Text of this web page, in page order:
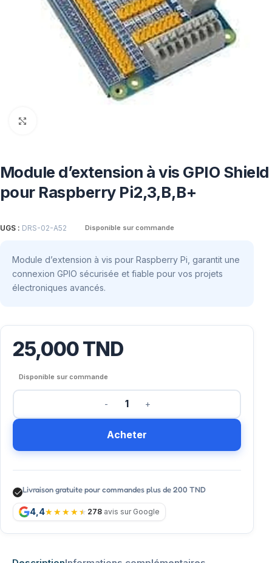
Module d’extension à vis GPIO Shield
pour Raspberry Pi2,3,B,B+
UGS : DRS-02-A52 Disponible sur commande
Module d’extension à vis pour Raspberry Pi, garantit une
connexion GPIO sécurisée et fiable pour vos projets
électroniques avancés.
25,000TND
Disponible sur commande
Acheter
Livraison gratuite pour commandes plus de 200 TND
4,4 278 avis sur Google